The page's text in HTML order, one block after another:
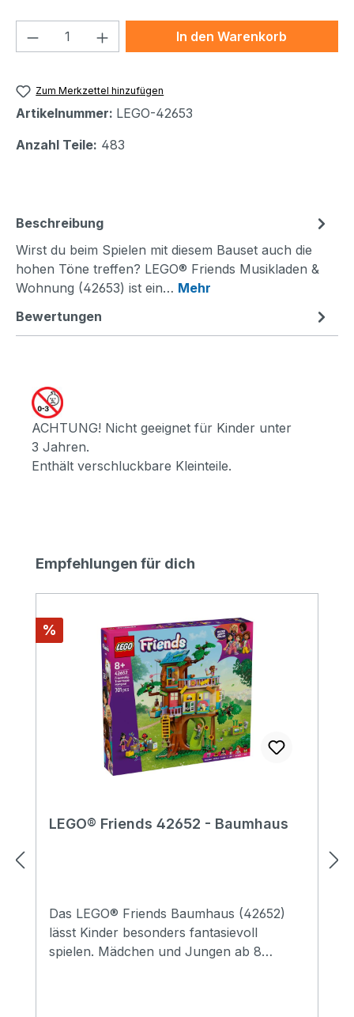
Produkt Anzahl: Gib denIn den Warenkorb
Zum Merkzettel hinzufügen
Artikelnummer: LEGO-42653
Anzahl Teile: 483
Beschreibung
Wirst du beim Spielen mit diesem Bauset auch die
hohen Töne treffen? LEGO® Friends Musikladen &
Wohnung (42653) ist ein… Mehr
Bewertungen
ACHTUNG! Nicht geeignet für Kinder unter
3 Jahren.
Enthält verschluckbare Kleinteile.
Produktgalerie überspringen
Empfehlungen für dich
Rabatt
%
LEGO® Friends 42652 - Baumhaus
Das LEGO® Friends Baumhaus (42652)
lässt Kinder besonders fantasievoll
spielen. Mädchen und Jungen ab 8